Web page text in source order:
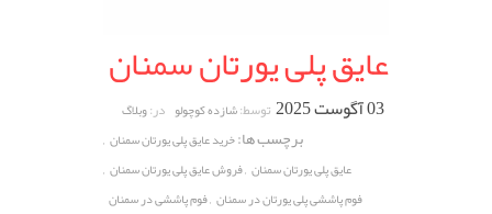
عایق پلی یورتان سمنان
03 آگوست 2025 توسط:شازده کوچولو در:وبلاگ
برچسب ها:خرید عایق پلی یورتان سمنان ,
عایق پلی یورتان سمنان ,فروش عایق پلی یورتان سمنان ,
فوم پاششی پلی یورتان در سمنان ,فوم پاششی در سمنان